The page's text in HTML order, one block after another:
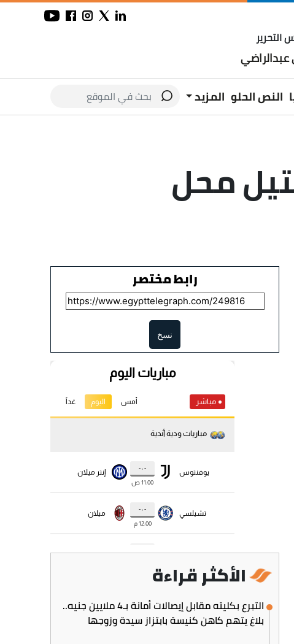
التحرير
النص الحلو المزيد
محل
رابط مختصر
نسخ
الأكثر قراءة
التبرع بكليته مقابل إيصالات أمانة بـ4 ملايين جنيه..
بلاغ يتهم كاهن كنيسة بابتزاز سيدة وزوجها